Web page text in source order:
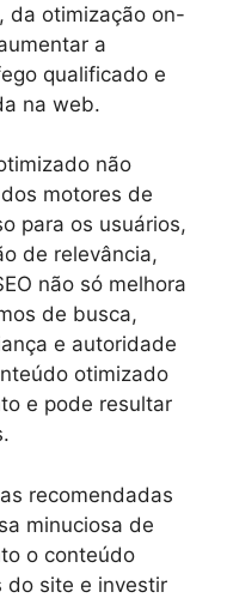
da otimização on-
a
qualificado e
na web.
não
motores de
para os usuários,
de relevância,
não só melhora
de busca,
e autoridade
otimizado
e pode resultar
recomendadas
minuciosa de
o conteúdo
do site e investir